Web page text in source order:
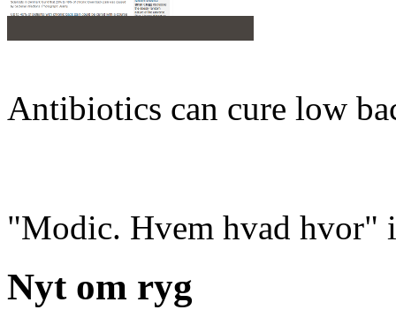
Antibiotics can cure low
"Modic. Hvem hvad hvor"
Nyt om ryg